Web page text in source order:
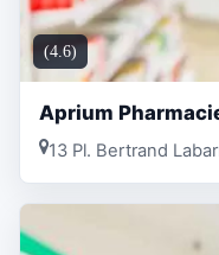
(4.6)
Aprium
13 Pl. Bertrand